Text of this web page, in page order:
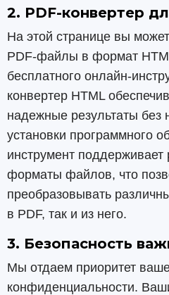
2. PDF-конвертер
На этой странице вы
PDF-файлы в формат
бесплатного онлайн-
конвертер HTML
надежные результаты без
установки программного
инструмент поддерживает
форматы файлов, что
преобразовывать
в PDF, так и из него.
3. Безопасность
Мы отдаем приоритет
конфиденциальности.